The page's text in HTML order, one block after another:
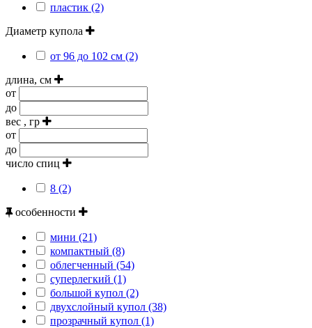
пластик (2)
Диаметр купола
от 96 до 102 см (2)
длина, см
от
до
вес , гр
от
до
число спиц
8 (2)
особенности
мини (21)
компактный (8)
облегченный (54)
суперлегкий (1)
большой купол (2)
двухслойный купол (38)
прозрачный купол (1)